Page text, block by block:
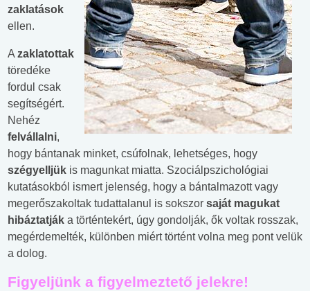
zaklatások
ellen.
A zaklatottak
töredéke
fordul csak
segítségért.
Nehéz
felvállalni,
hogy bántanak minket, csúfolnak, lehetséges, hogy
szégyelljük is magunkat miatta. Szociálpszichológiai
kutatásokból ismert jelenség, hogy a bántalmazott vagy
megerőszakoltak tudattalanul is sokszor saját magukat
hibáztatják a történtekért, úgy gondolják, ők voltak rosszak,
megérdemelték, különben miért történt volna meg pont velük
a dolog.
Figyeljünk a figyelmeztető jelekre!